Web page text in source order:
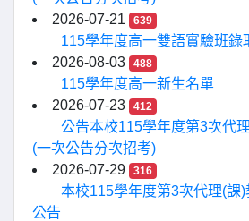
2026-07-21
639
115學年度高一雙語實驗班錄
2026-08-03
488
115學年度高一新生名單
2026-07-23
412
公告本校115學年度第3次代
(一次公告分次招考)
2026-07-29
316
本校115學年度第3次代理(課
公告